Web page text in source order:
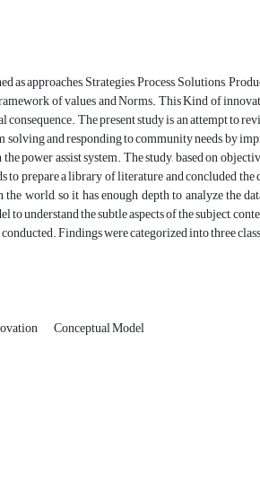
as approaches, Strategies, Process, Solutions,
of values and Norms. This Kind of
consequence. The present study is an attempt
solving and responding to community needs by
power assist system. The study, based on
to prepare a library of literature and concluded
the world, so it has enough depth to analyze the
to understand the subtle aspects of the subject,
Findings were categorized into three
Conceptual Model